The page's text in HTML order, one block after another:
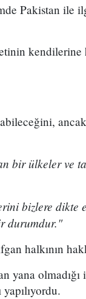
Pakistan ile
bir ülkeler ve
bizlere dikte
durumdur."
halkının
yana olmadığı